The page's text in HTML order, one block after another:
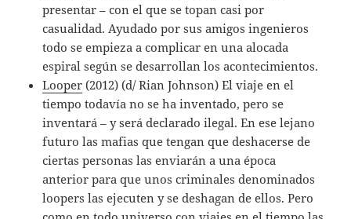
presentar – con el que se topan casi por
casualidad. Ayudado por sus amigos ingenieros
todo se empieza a complicar en una alocada
espiral según se desarrollan los acontecimientos.
Looper (2012) (d/ Rian Johnson) El viaje en el
tiempo todavía no se ha inventado, pero se
inventará – y será declarado ilegal. En ese lejano
futuro las mafias que tengan que deshacerse de
ciertas personas las enviarán a una época
anterior para que unos criminales denominados
loopers las ejecuten y se deshagan de ellos. Pero